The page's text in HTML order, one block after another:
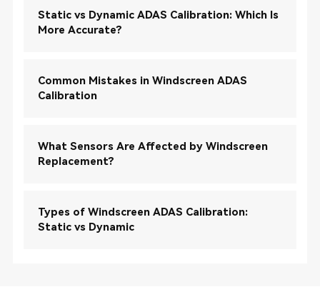
Static vs Dynamic ADAS Calibration: Which Is
More Accurate?
Common Mistakes in Windscreen ADAS
Calibration
What Sensors Are Affected by Windscreen
Replacement?
Types of Windscreen ADAS Calibration:
Static vs Dynamic